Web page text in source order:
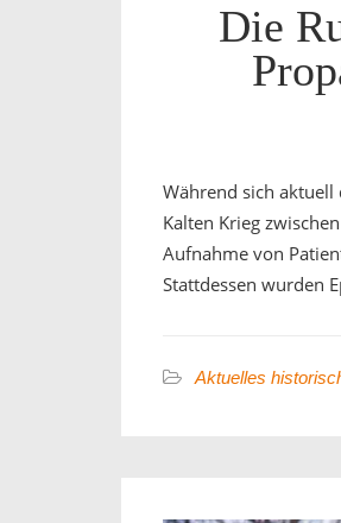
Die
Während sich aktuell
Kalten Krieg
Aufnahme von
Stattdessen wurden
Aktuelles